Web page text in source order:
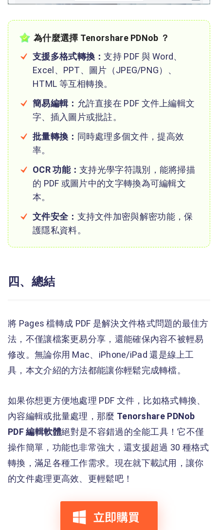
為什麼選擇 Tenorshare PDNob ？
支援多格式轉換：支持 PDF 與 Word、
Excel、PPT、圖片（JPEG/PNG）、
HTML 等互相轉換。
簡易編輯： 允許直接在 PDF 文件上編輯文
字、插入圖片或批註。
批量轉換： 同時處理多個文件，提高效
率。
OCR 功能：支持光學字符識別，能將掃描
的 PDF 或圖片中的文字轉換為可編輯文
本。
文件安全： 支持文件加密與解密功能，保
護隱私資料。
四、總結
將 Pages 檔轉成 PDF 是解決文件格式問題的最佳方
法，不僅讓檔案更易分享，還能確保內容不被輕易
修改。無論你用 Mac、iPhone/iPad 還是線上工
具，本文介紹的方法都能讓你輕鬆完成轉檔。
如果你想更方便地處理 PDF 文件，比如格式轉換、
內容編輯或批量處理，那麼 Tenorshare PDNob
PDF 編輯軟體絕對是不容錯過的全能工具！它不僅
操作簡單，功能也非常強大，還支援超過 30 種格式
轉換，滿足各種工作需求。現在就下載試用，讓你
的文件處理更高效、更輕鬆吧！